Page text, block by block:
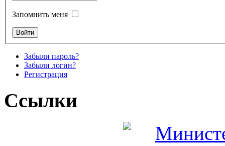
Запомнить меня
Забыли пароль?
Забыли логин?
Регистрация
Ссылки